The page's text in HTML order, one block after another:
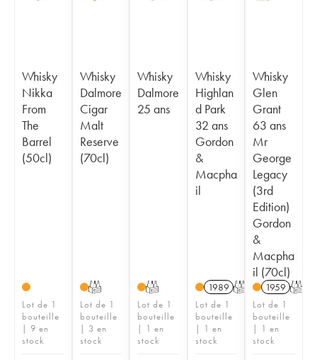
Whisky
Nikka
From
The
Barrel
(50cl)
Lot de 1
bouteille
| 9 en
stock
Whisky
Dalmore
Cigar
Malt
Reserve
(70cl)
T
Lot de 1
bouteille
| 3 en
stock
Whisky
Dalmore
25 ans
T
Lot de 1
bouteille
| 1 en
stock
Whisky
Highlan
d Park
32 ans
Gordon
&
Macpha
il
1989 T
Lot de 1
bouteille
| 1 en
stock
Whisky
Glen
Grant
63 ans
Mr
George
Legacy
(3rd
Edition)
Gordon
&
Macpha
il (70cl)
1959 T
Lot de 1
bouteille
| 1 en
stock